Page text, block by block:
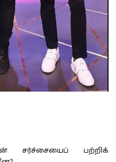
சர்ச்சையைப் பற்றிக்